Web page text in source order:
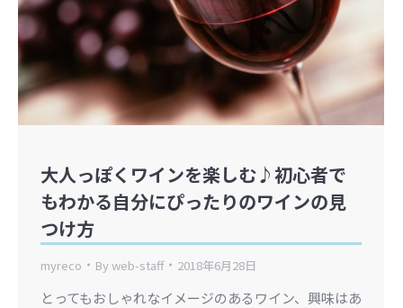
大人っぽくワインを楽しむ♪初心者で
もわかる自分にぴったりのワインの見
つけ方
myreco Byweb-staff 2018年6月28日
とってもおしゃれなイメージのあるワイン、興味はあ